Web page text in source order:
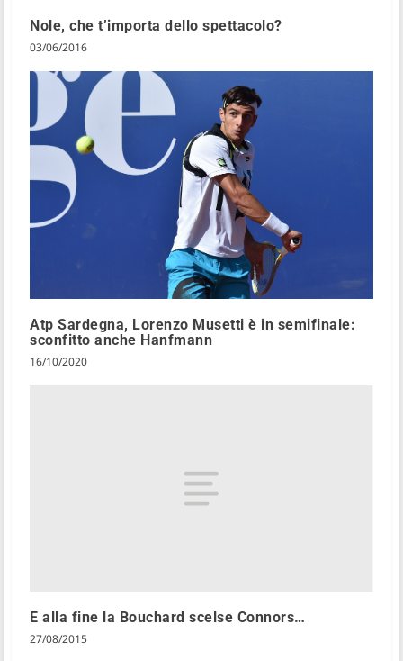
Nole, che t’importa dello spettacolo?
03/06/2016
Atp Sardegna, Lorenzo Musetti è in semifinale:
sconfitto anche Hanfmann
16/10/2020
E alla fine la Bouchard scelse Connors…
27/08/2015